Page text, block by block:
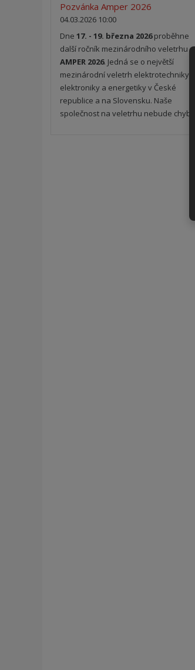
Pozvánka Amper 2026
04.03.2026 10:00
Dne17. - 19. března 2026proběhne
další ročník mezinárodního veletrhu
AMPER 2026. Jedná se o největší
mezinárodní veletrh elektrotechniky,
elektroniky a energetiky v České
republice a na Slovensku. Naše
společnost na veletrhu nebude chybět.